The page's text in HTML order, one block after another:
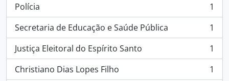
Polícia
, 1 resultados
1
Secretaria de Educação e Saúde Pública
, 1 resultados
1
Justiça Eleitoral do Espírito Santo
, 1 resultados
1
Christiano Dias Lopes Filho
, 1 resultados
1